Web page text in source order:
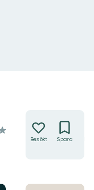
Besökt Spara